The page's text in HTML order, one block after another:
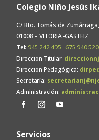
Colegio Niño Jesús
C/ Bto. Tomás de
01008 – VITORIA -GASTEIZ
Tel: 945 242 495 · 675 940 520
Dirección Titular:
Dirección Pedagógica:
Secretaría:
Administración:
Servicios